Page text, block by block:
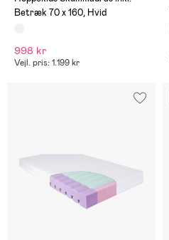
Betræk 70 x 160, Hvid
998 kr
Vejl. pris: 1.199 kr